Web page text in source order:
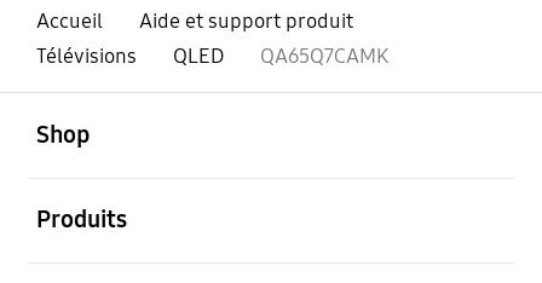
Accueil
Aide et support produit
Télévisions
QLED QA65Q7CAMK
Shop
Produits